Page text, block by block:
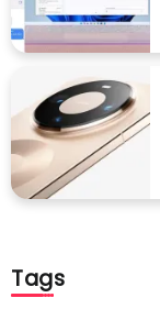
Tags